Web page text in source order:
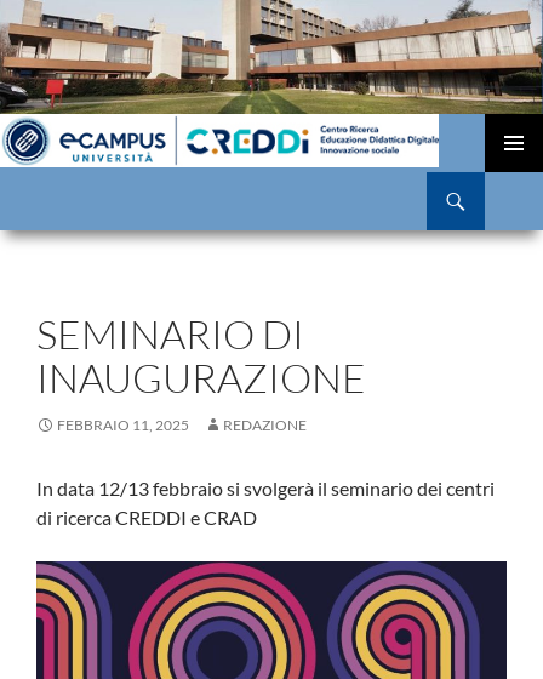
VAI
SEMINARIO DI
INAUGURAZIONE
FEBBRAIO 11, 2025 REDAZIONE
In data 12/13 febbraio si svolgerà il seminario dei centri
di ricerca CREDDI e CRAD